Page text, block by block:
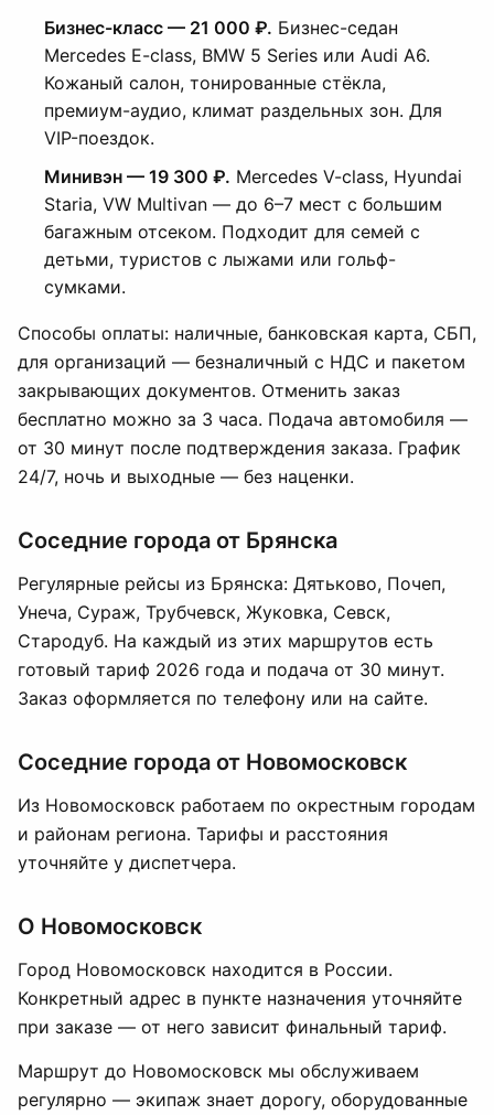
Бизнес-класс — 21 000 ₽. Бизнес-седан
Mercedes E-class, BMW 5 Series или Audi A6.
Кожаный салон, тонированные стёкла,
премиум-аудио, климат раздельных зон. Для
VIP-поездок.
Минивэн — 19 300 ₽. Mercedes V-class, Hyundai
Staria, VW Multivan — до 6–7 мест с большим
багажным отсеком. Подходит для семей с
детьми, туристов с лыжами или гольф-
сумками.
Способы оплаты: наличные, банковская карта, СБП,
для организаций — безналичный с НДС и пакетом
закрывающих документов. Отменить заказ
бесплатно можно за 3 часа. Подача автомобиля —
от 30 минут после подтверждения заказа. График
24/7, ночь и выходные — без наценки.
Соседние города от Брянска
Регулярные рейсы из Брянска: Дятьково, Почеп,
Унеча, Сураж, Трубчевск, Жуковка, Севск,
Стародуб. На каждый из этих маршрутов есть
готовый тариф 2026 года и подача от 30 минут.
Заказ оформляется по телефону или на сайте.
Соседние города от Новомосковск
Из Новомосковск работаем по окрестным городам
и районам региона. Тарифы и расстояния
уточняйте у диспетчера.
О Новомосковск
Город Новомосковск находится в России.
Конкретный адрес в пункте назначения уточняйте
при заказе — от него зависит финальный тариф.
Маршрут до Новомосковск мы обслуживаем
регулярно — экипаж знает дорогу, оборудованные